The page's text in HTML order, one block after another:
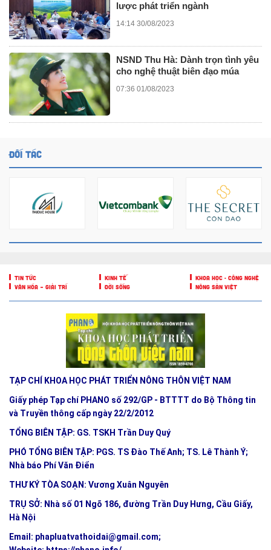
lược phát triển ngành
14:14 30/08/2023
NSND Thu Hà: Dành trọn tình yêu
cho nghệ thuật biên đạo múa
07:36 01/08/2023
ĐỐI TÁC
TIN TỨC KINH TẾ
KHOA HỌC - CÔNG NGHỆ
VĂN HÓA – GIẢI TRÍ
ĐỜI SỐNG NÔNG SẢN VIỆT
TẠP CHÍ KHOA HỌC PHÁT TRIỂN NÔNG THÔN VIỆT NAM
Giấy phép Tạp chí PHANO số 292/GP - BTTTT do Bộ Thông tin
và Truyền thông cấp ngày 22/2/2012
TỔNG BIÊN TẬP: GS. TSKH Trần Duy Quý
PHÓ TỔNG BIÊN TẬP: PGS. TS Đào Thế Anh; TS. Lê Thành Ý;
Nhà báo Phí Văn Điển
THƯ KÝ TÒA SOẠN: Vương Xuân Nguyên
TRỤ SỞ: Nhà số 01 Ngõ 186, đường Trần Duy Hưng, Cầu Giấy,
Hà Nội
Email: phapluatvathoidai@gmail.com;